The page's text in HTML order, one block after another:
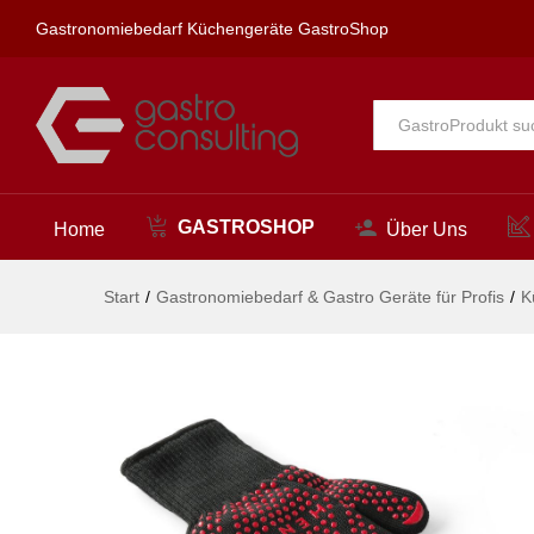
Gastronomiebedarf Küchengeräte GastroShop
Alle
Home GASTROSHOP Über Uns
Start / Gastronomiebedarf & Gastro Geräte für Profis /
Beschreibung